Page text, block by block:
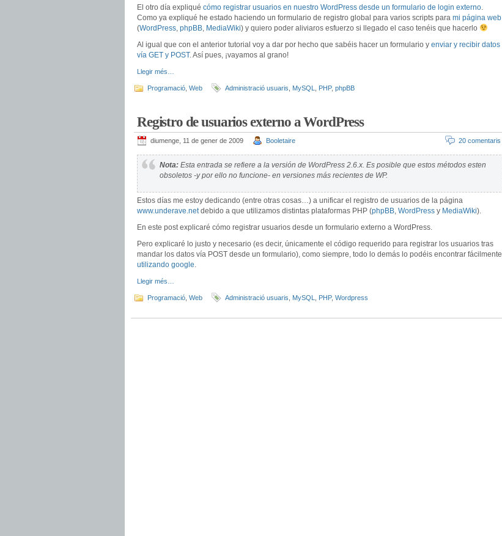
El otro día expliqué cómo registrar usuarios en nuestro WordPress desde un formulario de login externo.
Como ya expliqué he estado haciendo un formulario de registro global para varios scripts para mi página web
(WordPress, phpBB, MediaWiki) y quiero poder aliviaros esfuerzo si llegado el caso tenéis que hacerlo
Al igual que con el anterior tutorial voy a dar por hecho que sabéis hacer un formulario y enviar y recibir datos
vía GET y POST. Así pues, ¡vayamos al grano!
Llegir més…
Programació Web Administració usuaris MySQL PHP, phpBB
Registro de usuarios externo a WordPress
diumenge, 11 de gener de 2009 Booletaire 20 comentaris
Nota: Esta entrada se refiere a la versión de WordPress 2.6.x. Es posible que estos métodos esten
obsoletos -y por ello no funcione- en versiones más recientes de WP.
Estos días me estoy dedicando (entre otras cosas…) a unificar el registro de usuarios de la página
www.underave.netdebido a que utilizamos distintas plataformas PHP (phpBB, WordPress y MediaWiki).
En este post explicaré cómo registrar usuarios desde un formulario externo a WordPress.
Pero explicaré lo justo y necesario (es decir, únicamente el código requerido para registrar los usuarios tras
mandar los datos vía POST desde un formulario), como siempre, todo lo demás lo podéis encontrar fácilmente
utilizando google.
Llegir més…
Programació Web Administració usuaris MySQL PHP, Wordpress